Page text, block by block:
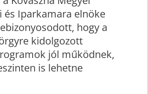
és Iparkamara elnöke
hogy a
kidolgozott
jól működnek,
is lehetne